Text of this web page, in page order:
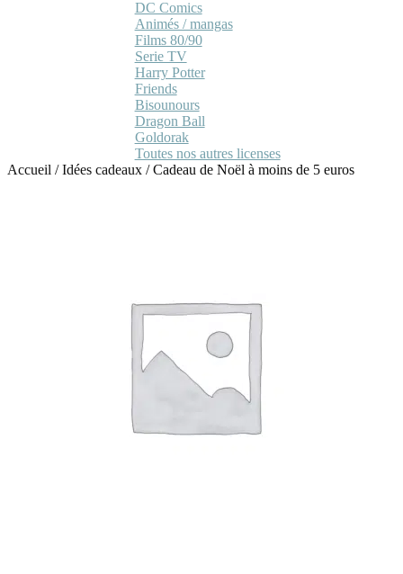
DC Comics
Animés / mangas
Films 80/90
Serie TV
Harry Potter
Friends
Bisounours
Dragon Ball
Goldorak
Toutes nos autres licenses
Accueil /Idées cadeaux /Cadeau de Noël à moins de 5 euros